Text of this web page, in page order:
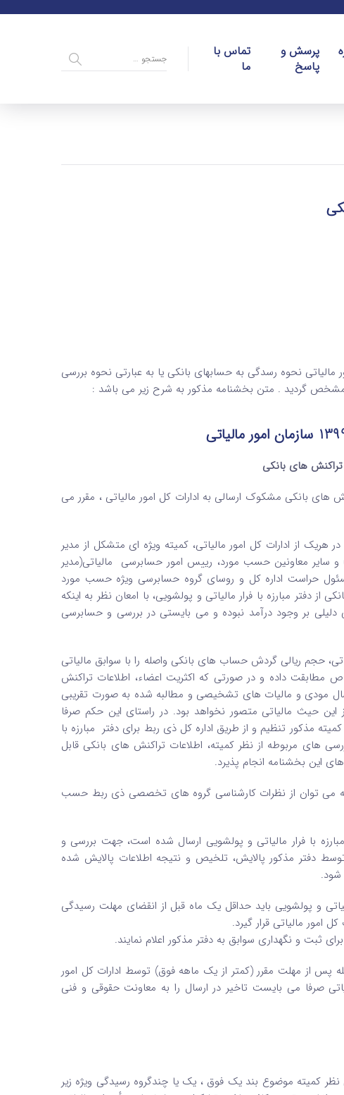
پرسش و
پاسخ
تماس با
ما
نحوه بررسی
مشخص گردید . متن بخشنامه مذکور به شرح زیر می باشد :
تراکنش های بانکی
بانکی مشکوک ارسالی به ادارات کل امور مالیاتی ، مقرر می
از ادارات کل امور مالیاتی، کمیته ویژه ای متشکل از مدیر
و سایر معاونین حسب مورد، رییس امور حسابرسی مالیاتی(مدیر
حراست اداره کل و روسای گروه حسابرسی ویژه حسب مورد
دفتر مبارزه با فرار مالیاتی و پولشویی، با امعان نظر به اینکه
دلیلی بر وجود درآمد نبوده و می بایستی در بررسی و حسابرسی
حجم ریالی گردش حساب های بانکی واصله را با سوابق مالیاتی
داده و در صورتی که اکثریت اعضاء، اطلاعات تراکنش
سال مودی و مالیات های تشخیصی و مطالبه شده به صورت تقریبی
این حیث مالیاتی متصور نخواهد بود. در راستای این حکم صرفا
مذکور تنظیم و از طریق اداره کل ذی ربط برای دفتر مبارزه با
های مربوطه از نظر کمیته، اطلاعات تراکنش های بانکی قابل
این بخشنامه انجام پذیرد.
می توان از نظرات کارشناسی گروه های تخصصی ذی ربط حسب
با فرار مالیاتی و پولشویی ارسال شده است، جهت بررسی و
دفتر مذکور پالایش، تلخیص و نتیجه اطلاعات پالایش شده
و پولشویی باید حداقل یک ماه قبل از انقضای مهلت رسیدگی
ثبت و نگهداری سوابق به دفتر مذکور اعلام نمایند.
پس از مهلت مقرر (کمتر از یک ماهه فوق) توسط ادارات کل امور
صرفا می بایست تاخیر در ارسال را به معاونت حقوقی و فنی
کمیته موضوع بند یک فوق ، یک یا چندگروه رسیدگی ویژه زیر